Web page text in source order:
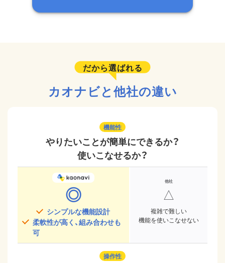
だから選ばれる
カオナビと他社の違い
機能性
やりたいことが簡単にできるか？
使いこなせるか？
◎
シンプルな機能設計
柔軟性が高く、組み合わせも
可
△
複雑で難しい
機能を使いこなせない
操作性